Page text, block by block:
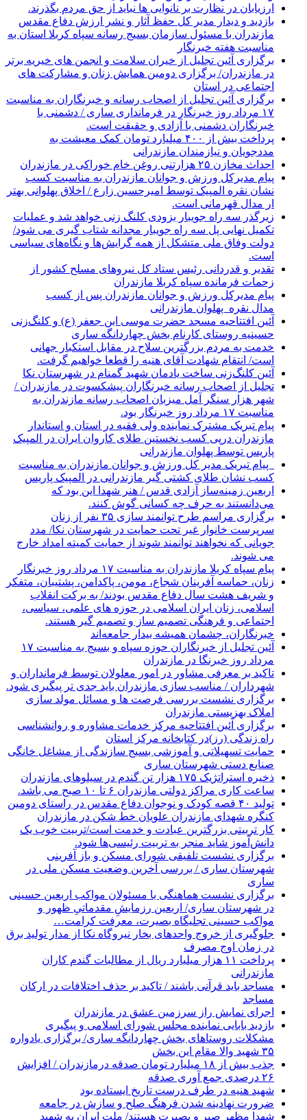
ارزیابان در نظارت بر نانوایی ها نباید از حق مردم بگذرند.
بازدید و دیدار مدیر کل حفظ آثار و نشر ارزش دفاع مقدس
مازندران با مسئول سازمان بسیج رسانه سپاه کربلا استان به
مناسبت هفته خبرنگار
برگزاری آئین تجلیل از خیران سلامت و انجمن های خیریه برتر
در مازندران/ برگزاری دومین همایش زنان و مشارکت های
اجتماعی در استان
برگزاری آئین تجلیل از اصحاب رسانه و خبرنگاران به مناسبت
۱۷ مرداد روز خبرنگار در فرمانداری ساری / دشمنی با
خبرنگاران دشمنی با آزادی و حقیقت است.
پرداخت بیش از ۴۰۰ میلیارد تومان کمک معیشت به
مددجویان و نیازمندان مازندرانی
احداث مخازن ۲۵ هزارتنی روغن خام خوراکی در مازندران
پیام مدیرکل ورزش و جوانان مازندران به مناسبت کسب
نشان نقره المپیک توسط امیرحسین زارع / اخلاق پهلوانی بهتر
ار مدال قهرمانی است.
زیرگذر سه راه جویبار بزودی کلنگ زنی خواهد شد و عملیات
تکمیل نهایی پل سه راه جویبار مجدانه شتاب گیری می شود/
دولت وفاق ملی متشکل از همه گرایش‌ها و نگاه‌های سیاسی
است.
تقدیر و قدردانی رئیس ستاد کل نیرو‌های مسلح کشور از
زحمات فرمانده سپاه کربلا مازندران
پیام مدیرکل ورزش و جوانان مازندران پس از کسب
مدال نقره پهلوان مازندرانی
آئین افتتاحیه مسجد حضرت موسی ابن جعفر (ع) و کلنگ‌زنی
حسینیه روستای کارنام بخش چهاردانگه ساری
خدمت به مردم بزرگترین سلاح در مقابل استکبار جهانی
است/ انتقام شهادت آقای هنیه را قطعا خواهیم گرفت.
آئین کلنگ‌زنی ساخت یادمان شهید گمنام در شهرستان نکا
تجلیل از اصحاب رسانه خبرنگاران پیشکسوت در مازندران /
شهر هزار سنگر آمل میزبان اصحاب رسانه مازندران به
مناسبت ۱۷ مرداد روز خبرنگار بود.
پیام تبریک مشترک نماینده ولی فقیه در استان و استاندار
مازندران درپی کسب نخستین طلای کاروان ایران در المپیک
پاریس توسط پهلوان مازندرانی
‍ ‍ پیام تبریک مدیر کل ورزش و جوانان مازندران به مناسبت
کسب نشان طلای کشتی گیر مازندرانی در المپیک پاریس
اربعین زمینه‌ساز آزادی قدس / هنر شهدا این بود که
می‌دانستند به حرف چه کسانی گوش کنند.
برگزاری مراسم طرح توانمند سازی ۳۵ نفر از زنان
سرپرست خانوار غیر تحت حمایت در شهرستان نکا/ مدد
جویانی که نخواهند توانمند شوند از حمایت کمیته امداد خارج
می شوند.
پیام سپاه کربلا مازندران به مناسبت ۱۷ مرداد روز خبرنگار
زنان، حماسه آفرینان شجاع، مومن، پاکدامن، پشتیبان، متفکر
و شریف هشت سال دفاع مقدس بودند/ به برکت انقلاب
اسلامی، زنان ایران اسلامی در حوزه های علمی، سیاسی،
اجتماعی و فرهنگی تصمیم ساز و تصمیم گیر هستند.
خبرنگاران، چشمان همیشه بیدار جامعه‌اند
آئین تجلیل از خبرنگاران حوزه سپاه و بسیج به مناسبت ۱۷
مرداد روز خبرنگا در مازندران
تاکید بر معرفی مشاور در امور معلولان توسط فرمانداران و
شهرداران / مناسب سازی مازندران باید جدی تر پیگیری شود.
برگزاری نشست بررسی فرصت ها و مسائل مولد سازی
املاک بهزیستی مازندران
برگزاری آئین افتتاحیه مرکز خدمات مشاوره و روانشناسی
راه زندگی (رز)در کتابخانه مرکز استان
حمایت تسهیلاتی و آموزشی بسیج سازندگی از مشاغل خانگی
صنایع دستی شهرستان ساری
ذخیره استراتژیک ۱۷۵ هزار تن گندم در سیلوهای مازندران
ساعت کاری مراکز دولتی مازندران ۶ تا ۱۰ صبح می باشد.
تولید ۴۰ قصه کودک و نوجوان دفاع مقدس در راستای دومین
کنگره شهدای مازندران علویان خط شکن در مازندران
کار تربیتی بزرگترین عبادت و خدمت است/تربیت خوب یک
دانش‌آموز شاید منجر به تربیت رئیسی‌ها شود.
برگزاری ‌نشست تلفیقی شورای مسکن و باز آفرینی
شهرستان ساری / بررسی آخرین وضعیت مسکن ملی در
ساری
برگزاری نشست هماهنگی با مسئولان مواکب اربعین حسینی
در شهرستان ساری/ اربعین رزمایشِ مقدماتیِ ظهور و
مواکب حسینی تجلیگاه بصیرت، معرفت کرامت…
جلوگیری از خروج واحدهای بخار نیروگاه نکا از مدار تولید برق
در زمان اوج مصرف
پرداخت ۱۱ هزار میلیارد ریال از مطالبات گندم کاران
مازندرانی
مساجد باید قرآنی باشند / تاکید بر حذف اختلافات در ارکان
مساجد
اجرای نمایش راز سرزمین عشق در مازندران
بازدید بابایی نماینده مجلس شورای اسلامی و پیگیری
مشکلات روستاهای بخش چهاردانگه ساری/ برگزاری یادواره
۳۵ شهید والا مقام این بخش
جذب بیش از ۱۸ میلیارد تومان صدقه درمازندران / افزایش
۲۶ درصدی جمع آوری صدقه
شهید هنیه در طرف درست تاریخ ایستاده بود
ضرورت نهادینه شدن فرهنگ صلح و سازش در جامعه
شهدا مظهر صبر و بصیرت هستند/ ملت ایران به شهید